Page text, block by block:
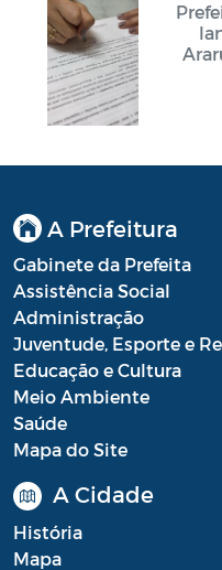
A Prefeitura
Gabinete da Prefeita
Assistência Social
Administração
Juventude, Esporte e
Educação e Cultura
Meio Ambiente
Saúde
Mapa do Site
A Cidade
História
Mapa